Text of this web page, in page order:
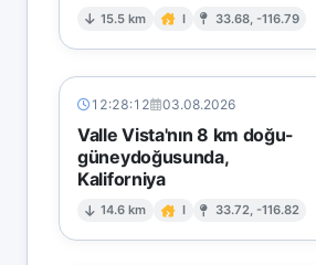
15.5 km I 33.68, -116.79
12:28:12 03.08.2026
Valle Vista'nın 8 km doğu-
güneydoğusunda,
Kaliforniya
14.6 km I 33.72, -116.82